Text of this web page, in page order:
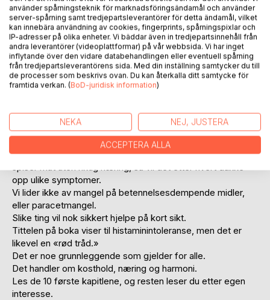
At ting henger sammen, og at det er viktig å tenke helhetlig
om kroppen, er noe av det viktigste jeg har lært.
Det fysiske og det psykiske velværet også henger
sammen, og er minst like viktig.
Kroppen er i utgangspunktet i stand til å regulere seg selv.
Vi har et utrolig immunforsvar.
For at kroppen skal være i stand til å regulere seg selv, så
må vi ha et balansert og næringsrikt kosthold. Vi må ha
Når kroppen mangler næringsstoffer, vitaminer, mineraler,
aminosyrer eller at vi blir utsatt for stress og traumer, så
prøver kroppen å kompensere.
Jo lengre vi kjører på med stress og jag, jo lengre tid vi
opp ulike symptomer.
Vi lider ikke av mangel på betennelsesdempende midler,
eller paracetmangel.
Slike ting vil nok sikkert hjelpe på kort sikt.
Tittelen på boka viser til histaminintoleranse, men det er
likevel en «rød tråd.»
Det er noe grunnleggende som gjelder for alle.
Det handler om kosthold, næring og harmoni.
Les de 10 første kapitlene, og resten leser du etter egen
interesse.
använder spårningsteknik för marknadsföringsändamål och använder
server-spårning samt tredjepartsleverantörer för detta ändamål, vilket
kan innebära användning av cookies, fingerprints, spårningspixlar och
IP-adresser på olika enheter. Vi bäddar även in tredjepartsinnehåll från
andra leverantörer (videoplattformar) på vår webbsida. Vi har inget
inflytande över den vidare databehandlingen eller eventuell spårning
från tredjepartsleverantörens sida. Med din inställning samtycker du till
de processer som beskrivs ovan. Du kan återkalla ditt samtycke för
framtida verkan. (BoD-juridisk information)
NEKA NEJ, JUSTERA
ACCEPTERA ALLA